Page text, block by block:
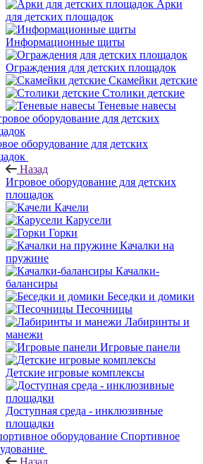
Арки
для детских площадок
Информационные щиты
Ограждения для детских площадок
Скамейки детские
Столики детские
Теневые навесы
оборудование для детских
Назад
Игровое оборудование для детских
площадок
Качели
Карусели
Горки
Качалки на
пружине
Качалки-
балансиры
Беседки и домики
Песочницы
Лабиринты и
манежи
Игровые панели
Детские игровые комплексы
Доступная среда - инклюзивные
площадки
Спортивное
Назад